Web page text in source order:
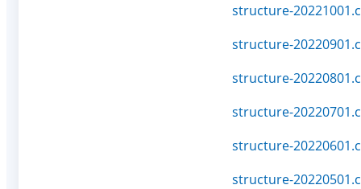
structure-
structure-
structure-
structure-
structure-
structure-